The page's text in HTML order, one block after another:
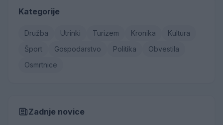
Kategorije
Družba Utrinki Turizem Kronika
Kultura
Šport
Gospodarstvo Politika
Obvestila
Osmrtnice
Zadnje novice